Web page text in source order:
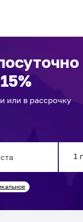
или в рассрочку